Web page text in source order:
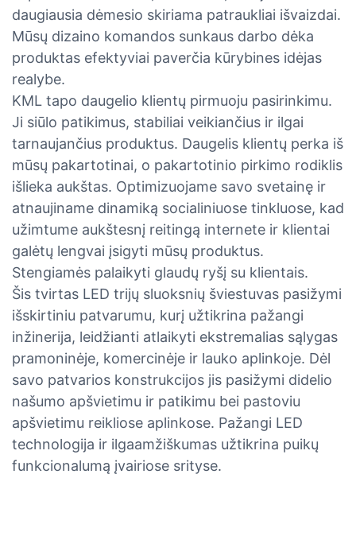
daugiausia dėmesio skiriama patraukliai išvaizdai.
Mūsų dizaino komandos sunkaus darbo dėka
produktas efektyviai paverčia kūrybines idėjas
realybe.
KML tapo daugelio klientų pirmuoju pasirinkimu.
Ji siūlo patikimus, stabiliai veikiančius ir ilgai
tarnaujančius produktus. Daugelis klientų perka iš
mūsų pakartotinai, o pakartotinio pirkimo rodiklis
išlieka aukštas. Optimizuojame savo svetainę ir
atnaujiname dinamiką socialiniuose tinkluose, kad
užimtume aukštesnį reitingą internete ir klientai
galėtų lengvai įsigyti mūsų produktus.
Stengiamės palaikyti glaudų ryšį su klientais.
Šis tvirtas LED trijų sluoksnių šviestuvas pasižymi
išskirtiniu patvarumu, kurį užtikrina pažangi
inžinerija, leidžianti atlaikyti ekstremalias sąlygas
pramoninėje, komercinėje ir lauko aplinkoje. Dėl
savo patvarios konstrukcijos jis pasižymi didelio
našumo apšvietimu ir patikimu bei pastoviu
apšvietimu reikliose aplinkose. Pažangi LED
technologija ir ilgaamžiškumas užtikrina puikų
funkcionalumą įvairiose srityse.